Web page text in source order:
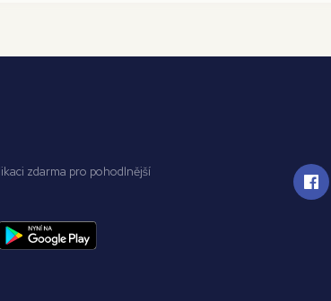
zdarma pro pohodlnější